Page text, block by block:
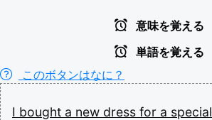
意味を覚える
単語を覚える
このボタンはなに？
I bought a new dress for a special